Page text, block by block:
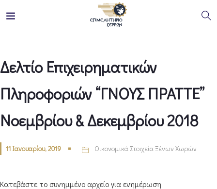
Δελτίο Επιχειρηματικών
Πληροφοριών “ΓΝΟΥΣ ΠΡΑΤΤΕ”
Νοεμβρίου & Δεκεμβρίου 2018
11 Ιανουαρίου, 2019 Οικονομικά Στοιχεία Ξένων Χωρών
Κατεβάστε το συνημμένο αρχείο για ενημέρωση